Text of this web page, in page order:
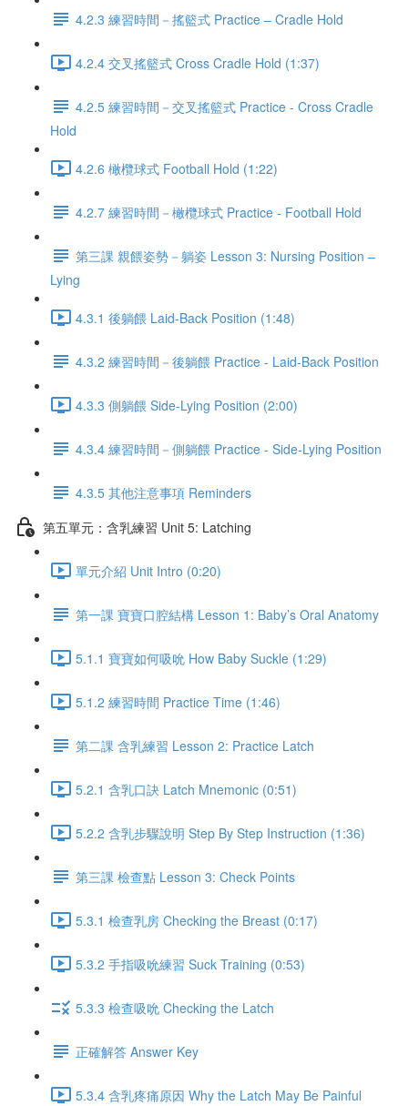
4.2.3 練習時間－搖籃式 Practice – Cradle Hold
4.2.4 交叉搖籃式 Cross Cradle Hold (1:37)
4.2.5 練習時間－交叉搖籃式 Practice - Cross Cradle
Hold
4.2.6 橄欖球式 Football Hold (1:22)
4.2.7 練習時間－橄欖球式 Practice - Football Hold
第三課 親餵姿勢－躺姿 Lesson 3: Nursing Position –
Lying
4.3.1 後躺餵 Laid-Back Position (1:48)
4.3.2 練習時間－後躺餵 Practice - Laid-Back Position
4.3.3 側躺餵 Side-Lying Position (2:00)
4.3.4 練習時間－側躺餵 Practice - Side-Lying Position
4.3.5 其他注意事項 Reminders
第五單元：含乳練習 Unit 5: Latching
單元介紹 Unit Intro (0:20)
第一課 寶寶口腔結構 Lesson 1: Baby’s Oral Anatomy
5.1.1 寶寶如何吸吮 How Baby Suckle (1:29)
5.1.2 練習時間 Practice Time (1:46)
第二課 含乳練習 Lesson 2: Practice Latch
5.2.1 含乳口訣 Latch Mnemonic (0:51)
5.2.2 含乳步驟說明 Step By Step Instruction (1:36)
第三課 檢查點 Lesson 3: Check Points
5.3.1 檢查乳房 Checking the Breast (0:17)
5.3.2 手指吸吮練習 Suck Training (0:53)
5.3.3 檢查吸吮 Checking the Latch
正確解答 Answer Key
5.3.4 含乳疼痛原因 Why the Latch May Be Painful